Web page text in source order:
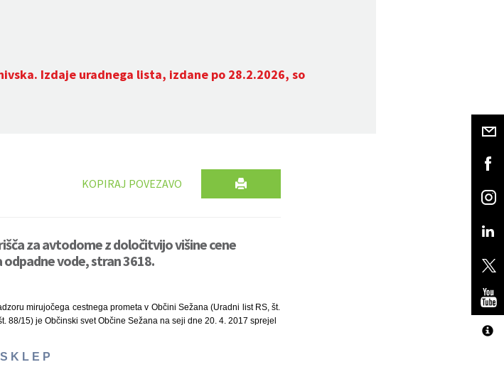
Izdaje uradnega lista, izdane po 28.2.2026, so
KOPIRAJ POVEZAVO
za avtodome z določitvijo višine cene
vode, stran 3618.
mirujočega cestnega prometa v Občini Sežana (Uradni list RS, št.
88/15) je Občinski svet Občine Sežana na seji dne 20. 4. 2017 sprejel
S K L E P